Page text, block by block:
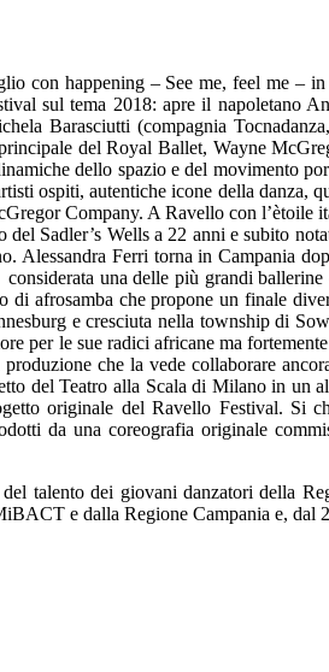
con happening – See me, feel me
sul tema 2018: apre il
Barasciutti (compagnia
del Royal Ballet, Wayne
dello spazio e del movimento
ospiti, autentiche icone della
Company. A Ravello con l’ètoile
Sadler’s Wells a 22 anni e subito
Alessandra Ferri torna in Campania
una delle più grandi
afrosamba che propone un finale
e cresciuta nella township di
per le sue radici africane ma
che la vede collaborare
del Teatro alla Scala di Milano in
originale del Ravello Festival. Si
da una coreografia originale
talento dei giovani danzatori della
e dalla Regione Campania e, dal